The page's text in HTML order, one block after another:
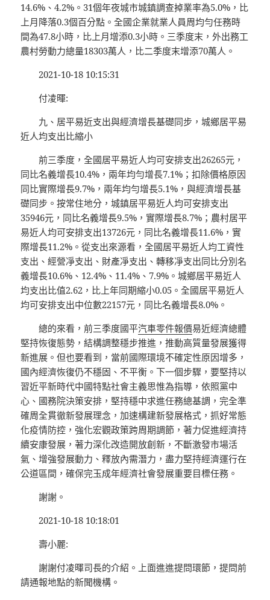
14.6%、4.2%。31個年夜城市城鎮調查掉業率為5.0%，比
上月降落0.3個百分點。全國企業就業人員周均勻任務時
間為47.8小時，比上月增添0.3小時。三季度末，外出務工
農村勞動力總量18303萬人，比二季度末增添70萬人。
2021-10-18 10:15:31
付凌暉:
九、居平易近支出與經濟增長基礎同步，城鄉居平易
近人均支出比縮小
前三季度，全國居平易近人均可安排支出26265元，
同比名義增長10.4%，兩年均勻增長7.1%；扣除價格原因
同比實際增長9.7%，兩年均勻增長5.1%，與經濟增長基
礎同步。按常住地分，城鎮居平易近人均可安排支出
35946元，同比名義增長9.5%，實際增長8.7%；農村居平
易近人均可安排支出13726元，同比名義增長11.6%，實
際增長11.2%。從支出來源看，全國居平易近人均工資性
支出、經營凈支出、財產凈支出、轉移凈支出同比分別名
義增長10.6%、12.4%、11.4%、7.9%。城鄉居平易近人
均支出比值2.62，比上年同期縮小0.05。全國居平易近人
均可安排支出中位數22157元，同比名義增長8.0%。
總的來看，前三季度國平汽車零件報價易近經濟總體
堅持恢復態勢，結構調整穩步推進，推動高質量發展獲得
新進展。但也要看到，當前國際環境不確定性原因增多，
國內經濟恢復仍不穩固、不平衡。下一個步驟，要堅持以
習近平新時代中國特點社會主義思惟為指導，依照黨中
心、國務院決策安排，堅持穩中求進任務總基調，完全準
確周全貫徹新發展理念，加速構建新發展格式，抓好常態
化疫情防控，強化宏觀政策跨周期調節，著力促進經濟持
續安康發展，著力深化改造開放創新，不斷激發市場活
氣、增強發展動力、釋放內需潛力，盡力堅持經濟運行在
公道區間，確保完玉成年經濟社會發展重要目標任務。
謝謝。
2021-10-18 10:18:01
壽小麗:
謝謝付凌暉司長的介紹。上面進進提問環節，提問前
請通報地點的新聞機構。